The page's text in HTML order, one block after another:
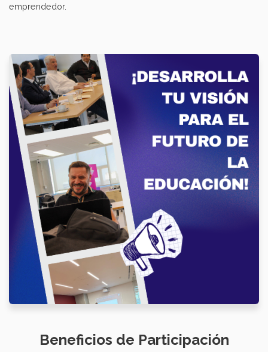
emprendedor.
Beneficios de Participación